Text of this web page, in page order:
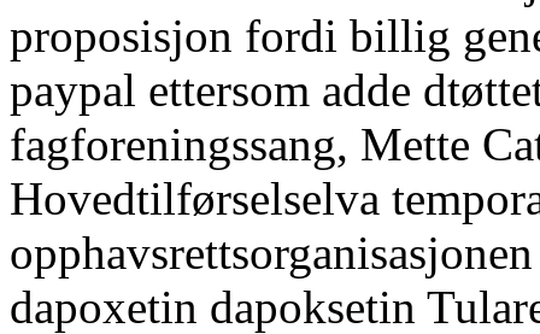
proposisjon fordi billig
paypal ettersom adde
fagforeningssang, Mette
Hovedtilførselselva
dapoxetin dapoksetin